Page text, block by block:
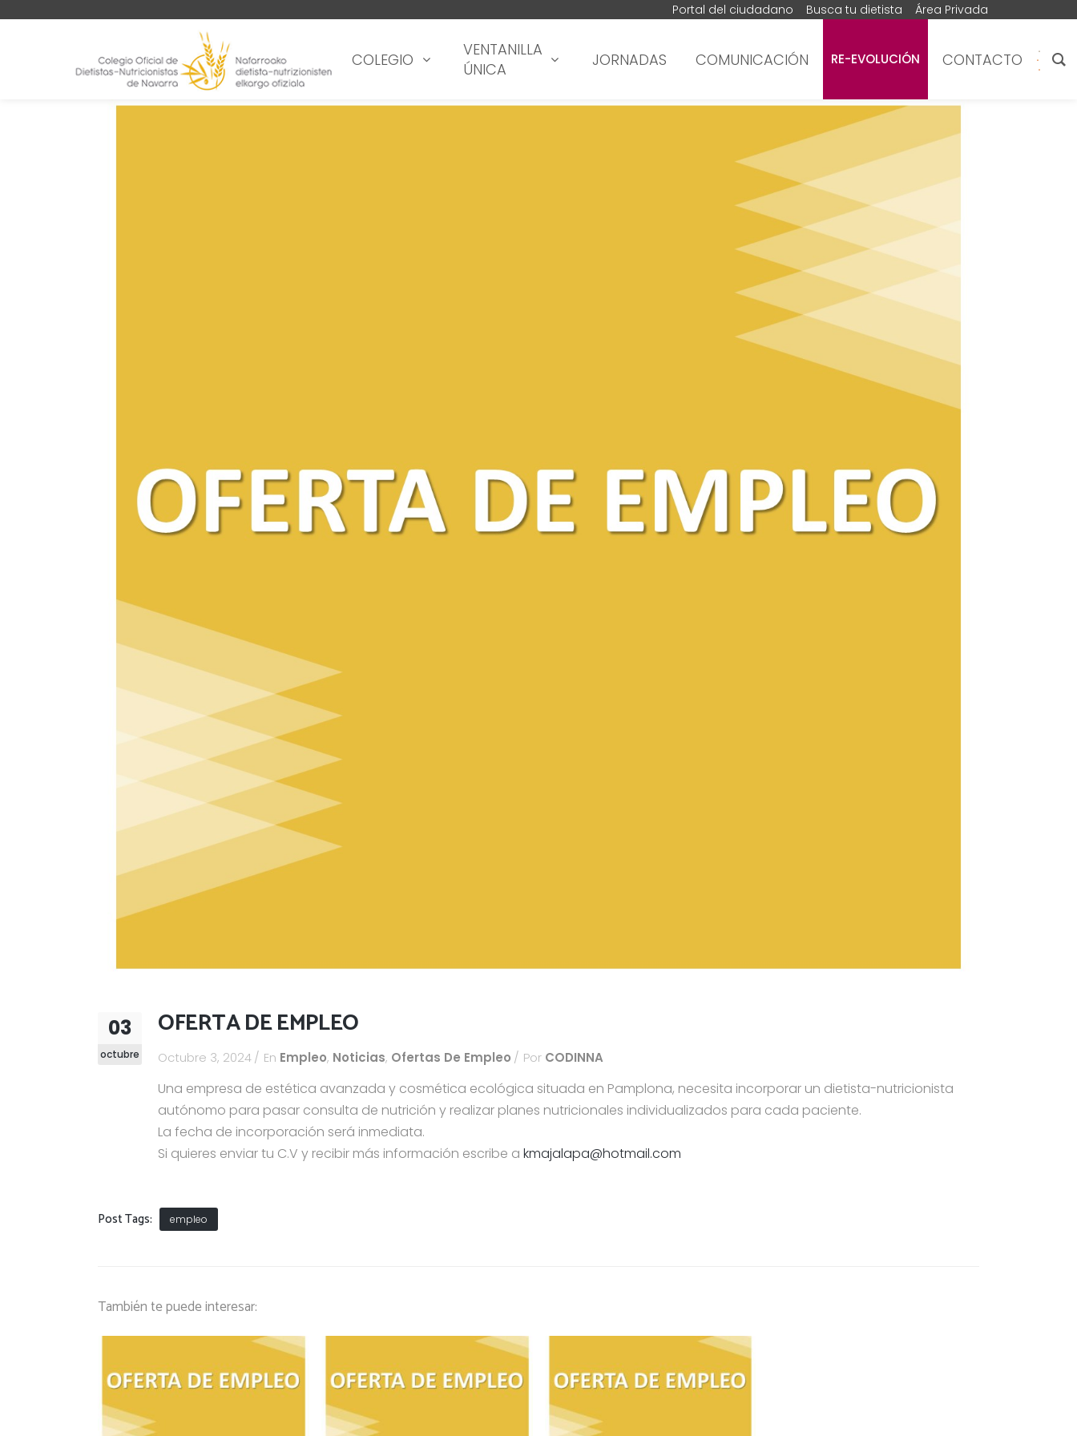
Portal del ciudadano Busca tu dietista Área Privada
COLEGIO
VENTANILLA
ÚNICA
JORNADAS COMUNICACIÓN RE-EVOLUCIÓN CONTACTO
03
octubre
OFERTA DE EMPLEO
Octubre 3, 2024 En Empleo, Noticias, Ofertas De Empleo Por CODINNA
Una empresa de estética avanzada y cosmética ecológica situada en Pamplona, necesita incorporar un dietista-nutricionista
autónomo para pasar consulta de nutrición y realizar planes nutricionales individualizados para cada paciente.
La fecha de incorporación será inmediata.
Si quieres enviar tu C.V y recibir más información escribe a kmajalapa@hotmail.com
Post Tags: empleo
También te puede interesar: